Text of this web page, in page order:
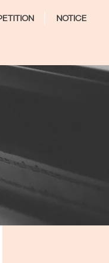
NOTICE